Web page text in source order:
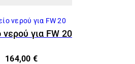
για FW 20
164,00 €